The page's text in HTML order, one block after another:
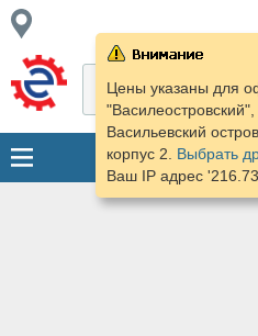
Цены указаны для
Васильевский
корпус 2. Выбрать
Ваш IP адрес